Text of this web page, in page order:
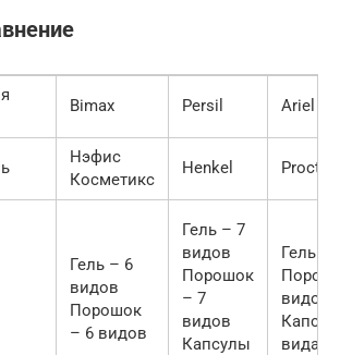
Bimax Persil Ariel
Нэфис
Косметикс
Henkel
Гель – 6
видов
Порошок
– 6 видов
Гель – 7
видов
Порошок
– 7
видов
Капсулы
Гель –
видов
вида